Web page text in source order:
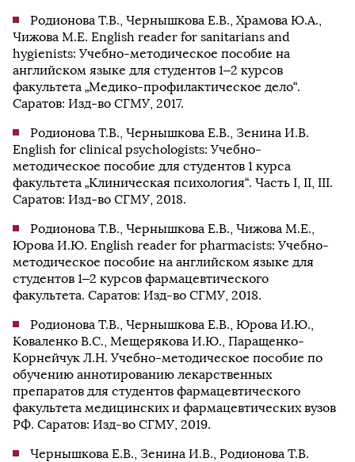
Родионова Т.В., Чернышкова Е.В., Храмова Ю.А.,
Чижова М.Е. English reader for sanitarians and
hygienists: Учебно-методическое пособие на
английском языке для студентов 1–2 курсов
факультета „Медико-профилактическое дело“.
Саратов: Изд-во СГМУ, 2017.
Родионова Т.В., Чернышкова Е.В., Зенина И.В.
English for clinical psychologists: Учебно-
методическое пособие для студентов 1 курса
факультета „Клиническая психология“. Часть I, II, III.
Саратов: Изд-во СГМУ, 2018.
Родионова Т.В., Чернышкова Е.В., Чижова М.Е.,
Юрова И.Ю. English reader for pharmacists: Учебно-
методическое пособие на английском языке для
студентов 1–2 курсов фармацевтического
факультета. Саратов: Изд-во СГМУ, 2018.
Родионова Т.В., Чернышкова Е.В., Юрова И.Ю.,
Коваленко В.С., Мещерякова И.Ю., Паращенко-
Корнейчук Л.Н. Учебно-методическое пособие по
обучению аннотированию лекарственных
препаратов для студентов фармацевтического
факультета медицинских и фармацевтических вузов
РФ. Саратов: Изд-во СГМУ, 2019.
Чернышкова Е.В., Зенина И.В., Родионова Т.В.